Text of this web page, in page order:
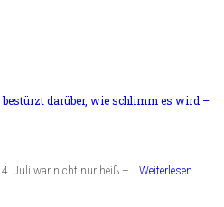
darüber, wie schlimm es wird –
4. Juli war nicht nur heiß – …Weiterlesen...